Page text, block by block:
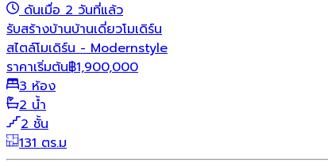
ดันเมื่อ 2 วันที่แล้ว
รับสร้างบ้านบ้านเดี่ยวโมเดิร์น
สไตล์โมเดิร์น - Modernstyle
ราคาเริ่มต้น฿1,900,000
3 ห้อง
2 น้ำ
2 ชั้น
131 ตร.ม